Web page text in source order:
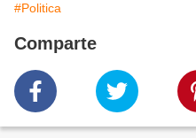
#Politica
Comparte